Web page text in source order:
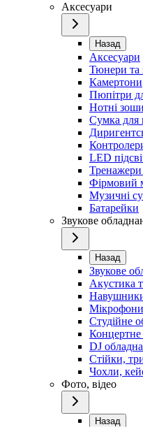
Аксесуари
Назад
Аксесуари
Тюнери та
Камертони
Пюпітри
Нотні
Сумка для
LED
Тренажери
Фірмовий
Музичні
Батарейки
Звукове
Назад
Звукове
Акустика
Мікрофони
Студійне
DJ
Стійки,
Чохли,
Фото, відео
Назад